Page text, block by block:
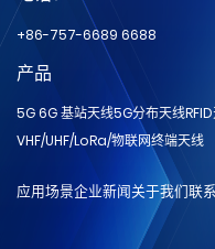
+86-757-6689 6688
产品
5G 6G 基站天线5G分布天线
VHF/UHF/LoRa/物联网终端天线
应用场景企业新闻关于我们联